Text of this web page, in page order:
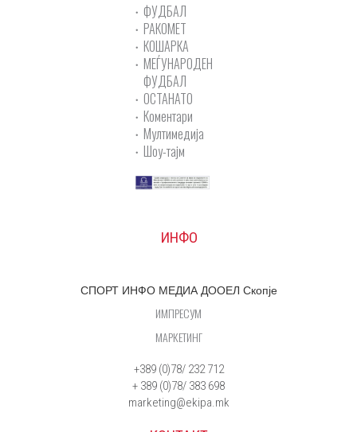
ФУДБАЛ
РАКОМЕТ
КОШАРКА
МЕЃУНАРОДЕН
ФУДБАЛ
ОСТАНАТО
Коментари
Мултимедија
Шоу-тајм
ИНФО
СПОРТ ИНФО МЕДИА ДООЕЛ Скопје
ИМПРЕСУМ
МАРКЕТИНГ
+389 (0)78/ 232 712
+ 389 (0)78/ 383 698
marketing@ekipa.mk